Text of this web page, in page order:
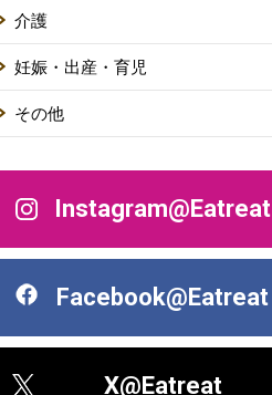
介護
妊娠・出産・育児
その他
Instagram@Eatreat
Facebook@Eatreat
X@Eatreat